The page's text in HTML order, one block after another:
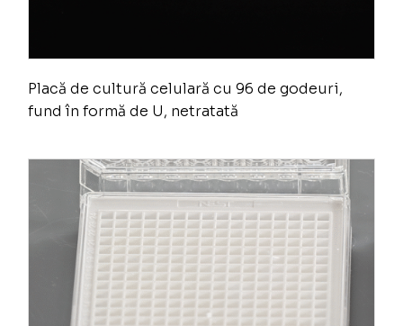
Placă de cultură celulară cu 96 de godeuri,
fund în formă de U, netratată